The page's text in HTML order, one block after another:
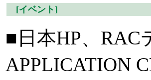
[イベント]
■日本HP、
APPLICATION